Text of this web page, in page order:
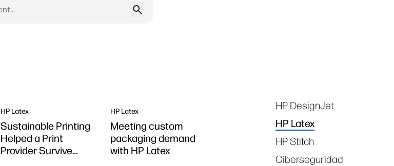
HP DesignJet
HP Latex
HP Stitch
Ciberseguridad
HP Latex
Sustainable Printing
Helped a Print
Provider Survive
HP Latex
Meeting custom
packaging demand
with HP Latex